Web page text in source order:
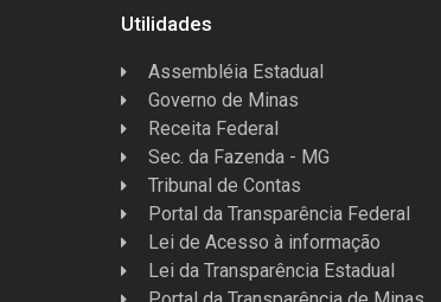
Utilidades
Assembléia Estadual
Governo de Minas
Receita Federal
Sec. da Fazenda - MG
Tribunal de Contas
Portal da Transparência Federal
Lei de Acesso à informação
Lei da Transparência Estadual